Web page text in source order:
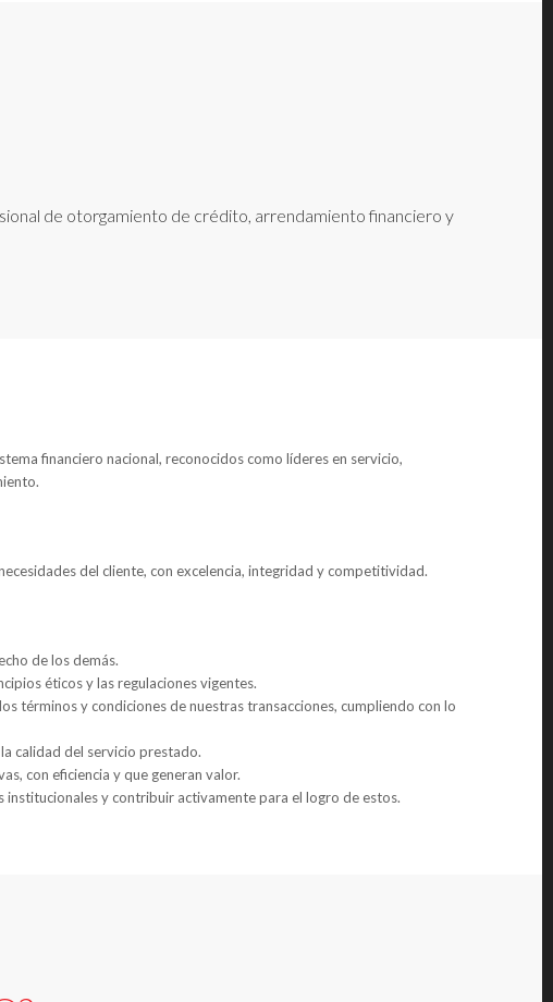
de otorgamiento de crédito, arrendamiento financiero y
financiero nacional, reconocidos como líderes en servicio,
del cliente, con excelencia, integridad y competitividad.
de los demás.
éticos y las regulaciones vigentes.
términos y condiciones de nuestras transacciones, cumpliendo con lo
calidad del servicio prestado.
con eficiencia y que generan valor.
y contribuir activamente para el logro de estos.